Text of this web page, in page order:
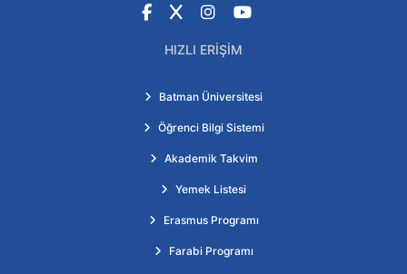
Facebook
X Instagram
YouTube
HIZLI ERIŞIM
Batman Üniversitesi
Öğrenci Bilgi Sistemi
Akademik Takvim
Yemek Listesi
Erasmus Programı
Farabi Programı